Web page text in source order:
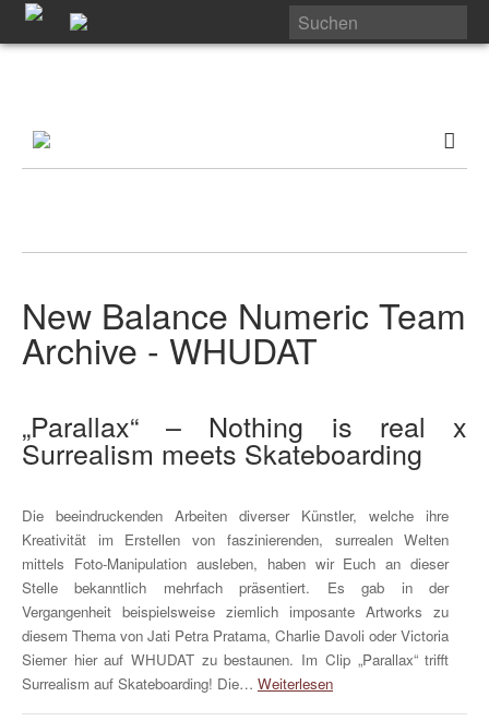
New Balance Numeric Team
Archive - WHUDAT
„Parallax“ – Nothing is real x
Surrealism meets Skateboarding
Die beeindruckenden Arbeiten diverser Künstler, welche ihre
Kreativität im Erstellen von faszinierenden, surrealen Welten
mittels Foto-Manipulation ausleben, haben wir Euch an dieser
Stelle bekanntlich mehrfach präsentiert. Es gab in der
Vergangenheit beispielsweise ziemlich imposante Artworks zu
diesem Thema von Jati Petra Pratama, Charlie Davoli oder Victoria
Siemer hier auf WHUDAT zu bestaunen. Im Clip „Parallax“ trifft
Surrealism auf Skateboarding! Die… Weiterlesen